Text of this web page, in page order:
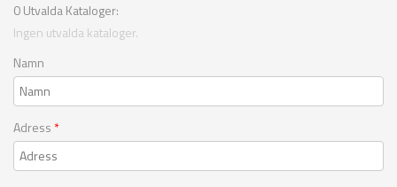
0Utvalda Kataloger:
Ingen utvalda kataloger.
Namn
Adress *